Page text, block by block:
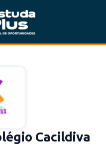
Cacildiva